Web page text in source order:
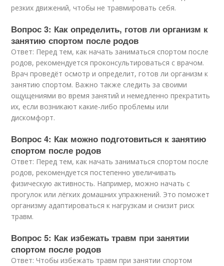
резких движений, чтобы не травмировать себя.
Вопрос 3: Как определить, готов ли организм к
занятию спортом после родов
Ответ: Перед тем, как начать заниматься спортом после
родов, рекомендуется проконсультироваться с врачом.
Врач проведёт осмотр и определит, готов ли организм к
занятию спортом. Важно также следить за своими
ощущениями во время занятий и немедленно прекратить
их, если возникают какие-либо проблемы или
дискомфорт.
Вопрос 4: Как можно подготовиться к занятию
спортом после родов
Ответ: Перед тем, как начать заниматься спортом после
родов, рекомендуется постепенно увеличивать
физическую активность. Например, можно начать с
прогулок или лёгких домашних упражнений. Это поможет
организму адаптироваться к нагрузкам и снизит риск
травм.
Вопрос 5: Как избежать травм при занятии
спортом после родов
Ответ: Чтобы избежать травм при занятии спортом